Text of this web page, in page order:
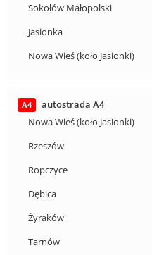
Sokołów Małopolski
Jasionka
Nowa Wieś (koło Jasionki)
A4
autostrada A4
Nowa Wieś (koło Jasionki)
Rzeszów
Ropczyce
Dębica
Żyraków
Tarnów